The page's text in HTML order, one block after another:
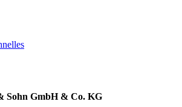
Sohn GmbH & Co. KG